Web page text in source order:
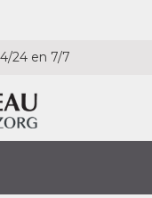
24 en 7/7